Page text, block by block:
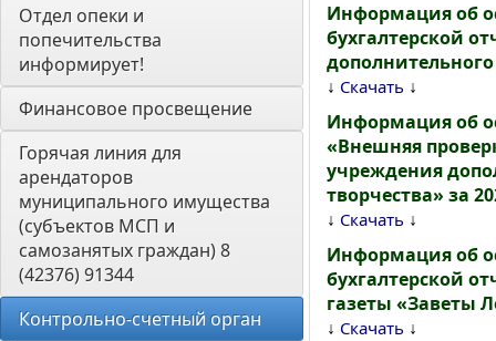
Отдел опеки и
попечительства
информирует!
Финансовое просвещение
Горячая линия для
арендаторов
муниципального имущества
(субъектов МСП и
самозанятых граждан) 8
(42376) 91344
Контрольно-счетный орган
Информация об
бухгалтерской
↓ Скачать ↓
Информация об
«Внешняя
учреждения
творчества» за
↓ Скачать ↓
Информация об
бухгалтерской
газеты «Заветы
↓ Скачать ↓